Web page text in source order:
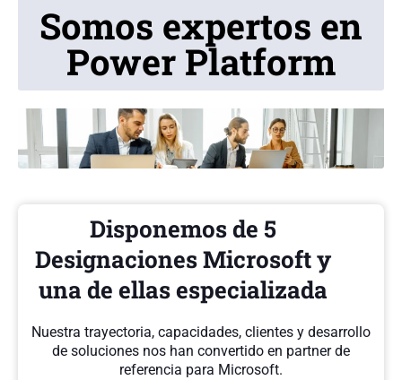
Somos expertos en
Power Platform
Disponemos de 5
Designaciones Microsoft y
una de ellas especializada
Nuestra trayectoria, capacidades, clientes y desarrollo
de soluciones nos han convertido en partner de
referencia para Microsoft.